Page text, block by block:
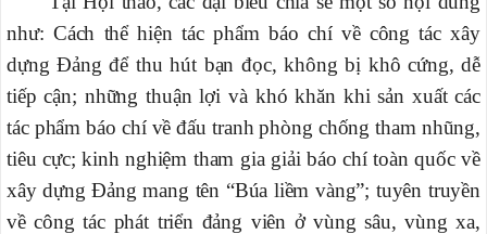
như: Cách thể hiện tác phẩm báo chí về công tác xây
dựng Đảng để thu hút bạn đọc, không bị khô cứng, dễ
tiếp cận; những thuận lợi và khó khăn khi sản xuất các
tác phẩm báo chí về đấu tranh phòng chống tham nhũng,
tiêu cực; kinh nghiệm tham gia giải báo chí toàn quốc về
xây dựng Đảng mang tên “Búa liềm vàng”; tuyên truyền
về công tác phát triển đảng viên ở vùng sâu, vùng xa,